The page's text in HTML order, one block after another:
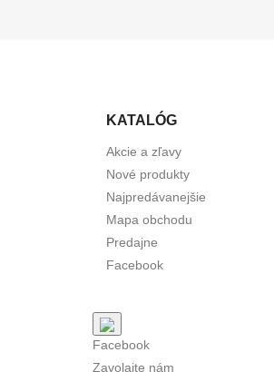
KATALÓG
Akcie a zľavy
Nové produkty
Najpredávanejšie
Mapa obchodu
Predajne
Facebook
Facebook
Zavolajte nám